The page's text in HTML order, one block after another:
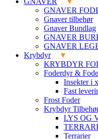
GNAVER
Gnaver tilbehør
Gnaver Bundlag
GNAVER
GNAVER
Krybdyr
KRYBDYR
Foderdyr &
Insekter i
Fast
Frost Foder
Krybdyr
LYS OG
Terrarier